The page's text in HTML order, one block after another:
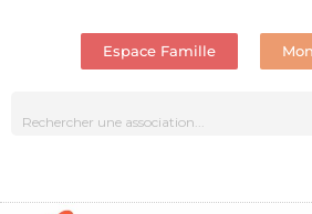
Espace Famille